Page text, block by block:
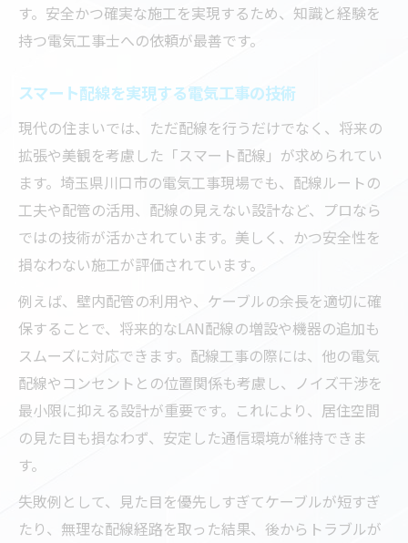
す。安全かつ確実な施工を実現するため、知識と経験を
持つ電気工事士への依頼が最善です。
スマート配線を実現する電気工事の技術
現代の住まいでは、ただ配線を行うだけでなく、将来の
拡張や美観を考慮した「スマート配線」が求められてい
ます。埼玉県川口市の電気工事現場でも、配線ルートの
工夫や配管の活用、配線の見えない設計など、プロなら
ではの技術が活かされています。美しく、かつ安全性を
損なわない施工が評価されています。
例えば、壁内配管の利用や、ケーブルの余長を適切に確
保することで、将来的なLAN配線の増設や機器の追加も
スムーズに対応できます。配線工事の際には、他の電気
配線やコンセントとの位置関係も考慮し、ノイズ干渉を
最小限に抑える設計が重要です。これにより、居住空間
の見た目も損なわず、安定した通信環境が維持できま
す。
失敗例として、見た目を優先しすぎてケーブルが短すぎ
たり、無理な配線経路を取った結果、後からトラブルが